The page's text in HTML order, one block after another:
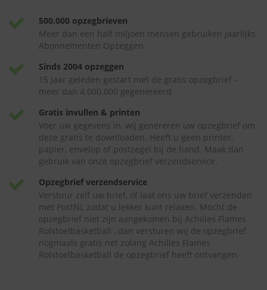
500.000 opzegbrieven
Meer dan een half miljoen mensen gebruiken jaarlijks
Abonnementen Opzeggen
Sinds 2004 opzeggen
15 jaar geleden gestart met de gratis opzegbrief -
meer dan 4.000.000 gegenereerd
Gratis invullen & printen
Voer uw gegevens in, wij genereren uw opzegbrief om
deze gratis te downloaden. Heeft u geen printer,
papier, envelop of postzegel bij de hand. Maak dan
gebruik van onze opzegbrief verzendservice.
Opzegbrief verzendservice
Verstuur zelf uw brief, of laat ons uw brief verzenden
met PostNL zodat u lekker kunt relaxen. Mocht de
opzegbrief niet zijn aangekomen bij Achilles Flames
Rolstoelbasketball , dan versturen wij de opzegbrief
nogmaals gratis net zolang Achilles Flames
Rolstoelbasketball de opzegbrief heeft ontvangen.